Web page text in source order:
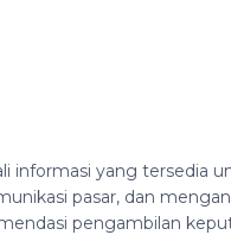
informasi yang tersedia
pasar, dan
pengambilan